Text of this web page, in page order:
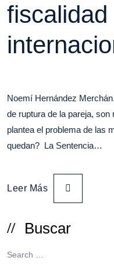
fiscalidad
Noemí Hernández
de ruptura de la pareja,
plantea el problema de las
quedan? La Sentencia…
Leer Más
Buscar